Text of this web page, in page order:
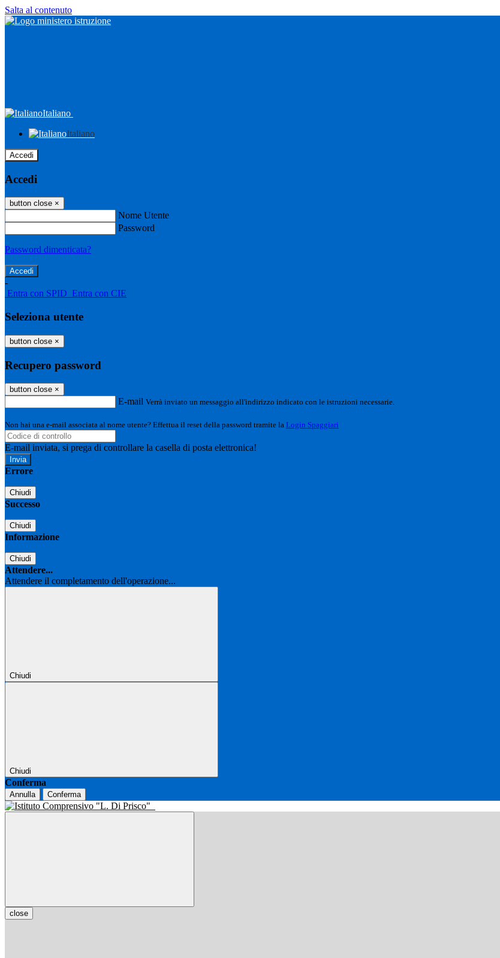
Salta al contenuto
Italiano
Italiano
Accedi
Accedi
button close ×
Nome Utente
Password
Password dimenticata?
-
Entra con SPID Entra con CIE
Seleziona utente
button close ×
Recupero password
button close ×
E-mail Verrà inviato un messaggio all'indirizzo indicato con le istruzioni necessarie.
Non hai una e-mail associata al nome utente? Effettua il reset della password tramite la Login Spaggiari
E-mail inviata, si prega di controllare la casella di posta elettronica!
Errore
Chiudi
Successo
Chiudi
Informazione
Chiudi
Attendere...
Attendere il completamento dell'operazione...
Chiudi
Chiudi
Conferma
Annulla Conferma
close